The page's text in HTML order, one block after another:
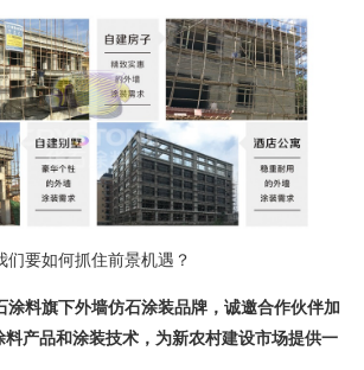
要如何抓住前景机遇？
料旗下外墙仿石涂装品牌，诚邀合作伙伴加
料产品和涂装技术，为新农村建设市场提供一